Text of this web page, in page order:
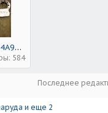
1E091955-38BD-4A9F-8142-AA15804188BF.jpeg
584
Последнее
и еще 2